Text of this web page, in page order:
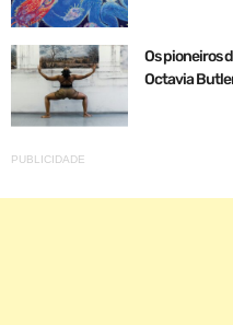
Os pioneiros
Octavia
PUBLICIDADE